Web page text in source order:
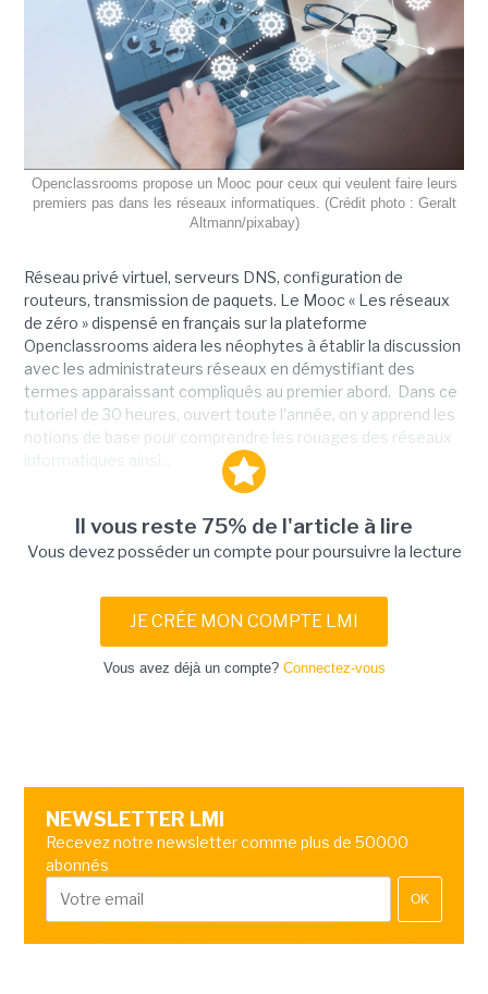
Openclassrooms propose un Mooc pour ceux qui veulent faire leurs
premiers pas dans les réseaux informatiques. (Crédit photo : Geralt
Altmann/pixabay)
Réseau privé virtuel, serveurs DNS, configuration de
routeurs, transmission de paquets. Le Mooc « Les réseaux
de zéro » dispensé en français sur la plateforme
Openclassrooms aidera les néophytes à établir la discussion
avec les administrateurs réseaux en démystifiant des
termes apparaissant compliqués au premier abord. Dans ce
tutoriel de 30 heures, ouvert toute l’année, on y apprend les
notions de base pour comprendre les rouages des réseaux
Il vous reste 75% de l'article à lire
Vous devez posséder un compte pour poursuivre la lecture
JE CRÉE MON COMPTE LMI
Vous avez déjà un compte? Connectez-vous
NEWSLETTER LMI
Recevez notre newsletter comme plus de 50000
abonnés
OK